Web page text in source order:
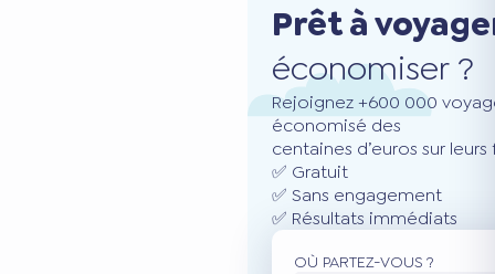
Prêt à
économiser ?
Rejoignez +600 000
économisé des
centaines d’euros sur
✅ Gratuit
✅ Sans engagement
✅ Résultats immédiats
OÙ PARTEZ-VOUS ?